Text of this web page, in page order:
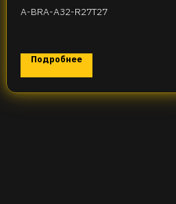
A-BRA-A32-R27T27
Подробнее